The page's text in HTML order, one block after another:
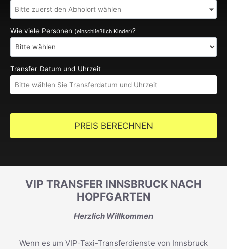
Wie viele Personen (einschließlich Kinder)?
Transfer Datum und Uhrzeit
PREIS BERECHNEN
VIP TRANSFER INNSBRUCK NACH
HOPFGARTEN
Herzlich Willkommen
Wenn es um VIP-Taxi-Transferdienste von Innsbruck